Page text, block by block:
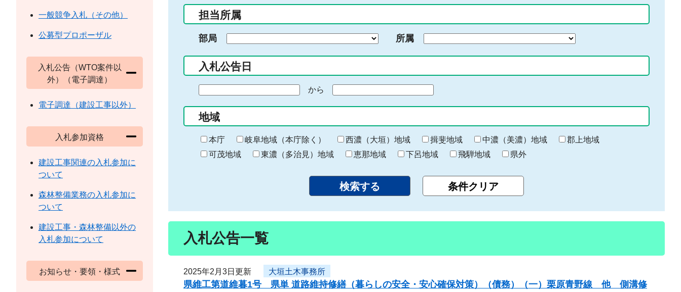
ー
入
力
担当所属
部局 所属
入札公告日
の
始
ま
り
から
終
わ
り
地域
本庁 岐阜地域（本庁除く） 西濃（大垣）地域 揖斐地域 中濃（美濃）地域
郡上地域
可茂地域
東濃（多治見）地域 恵那地域 下呂地域 飛騨地域 県外
入札公告一覧
2025年2月3日更新 大垣土木事務所
県維工第道維暮1号 県単 道路維持修繕（暮らしの安全・安心確保対策）（債務）（一）栗原青野線 他 側溝修
一般競争入札（その他）
公募型プロポーザル
入札公告（WTO案件以
外）（電子調達）
電子調達（建設工事以外）
入札参加資格
建設工事関連の入札参加に
ついて
森林整備業務の入札参加に
ついて
建設工事・森林整備以外の
入札参加について
お知らせ・要領・様式